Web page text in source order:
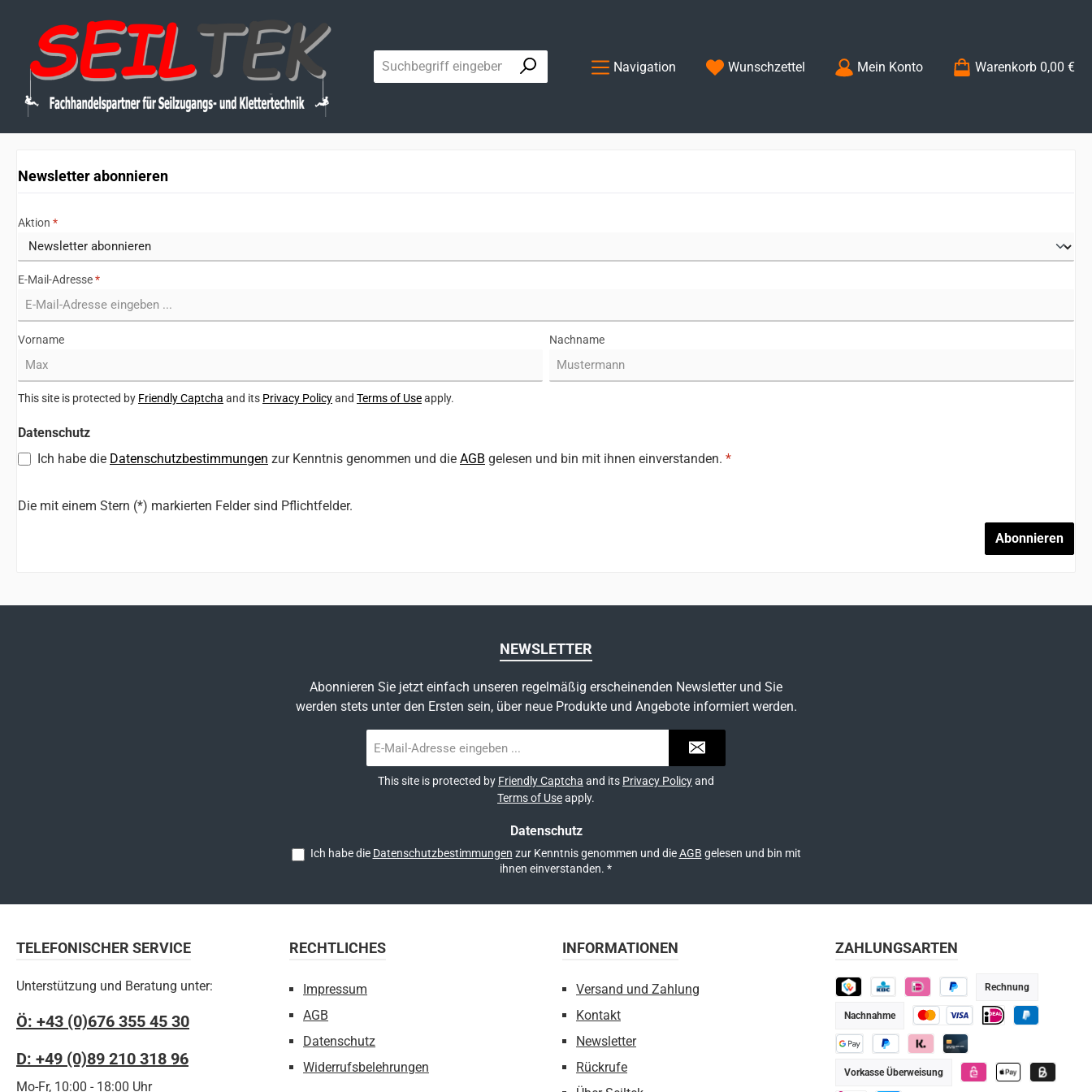
Hauptinhalt springen
Zur Suche springen
Zur Hauptnavigation springen
Navigation Wunschzettel Du hast 0 Produkte auf dem Merkzettel
Mein Konto Warenkorb 0,00 €
Newsletter abonnieren
Aktion *
E-Mail-Adresse*
Vorname Nachname
This site is protected by Friendly Captcha and its Privacy Policyand Terms of Useapply.
Datenschutz
Ich habe die Datenschutzbestimmungen zur Kenntnis genommen und die AGB gelesen und bin mit ihnen einverstanden. *
Die mit einem Stern (*) markierten Felder sind Pflichtfelder.
Abonnieren
NEWSLETTER
Abonnieren Sie jetzt einfach unseren regelmäßig erscheinenden Newsletter und Sie
werden stets unter den Ersten sein, über neue Produkte und Angebote informiert werden.
Mail-
This site is protected by Friendly Captcha and its Privacy Policyand
Terms of Useapply.
Datenschutz
Ich habe die Datenschutzbestimmungen zur Kenntnis genommen und dieAGB gelesen und bin mit
ihnen einverstanden. *
TELEFONISCHER SERVICE
Unterstützung und Beratung unter:
Ö: +43 (0)676 355 45 30
D: +49 (0)89 210 318 96
Mo-Fr, 10:00 - 18:00 Uhr
RECHTLICHES
Impressum
AGB
Datenschutz
Widerrufsbelehrungen
INFORMATIONEN
Versand und Zahlung
Kontakt
Newsletter
Rückrufe
ZAHLUNGSARTEN
PayPal Kredit-/Debitkarte
Vorkasse Überweisung
iDEALSpäter bezahlen
Rechnung
Nachnahme
Kredit- oder Debitkarte
Google Pay